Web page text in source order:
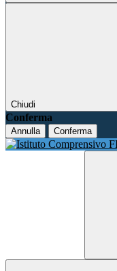
Chiudi
Conferma
Annulla Conferma